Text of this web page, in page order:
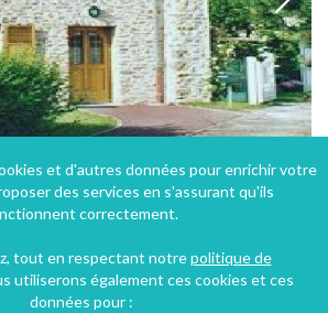
4 personnes
et d'autres données pour enrichir votre
des services en s'assurant qu'ils
correctement.
tout en respectant notrepolitique de
utiliserons également ces cookies et ces
données pour :